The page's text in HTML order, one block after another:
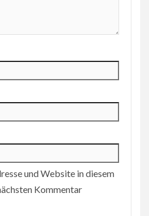
und Website in diesem
Kommentar